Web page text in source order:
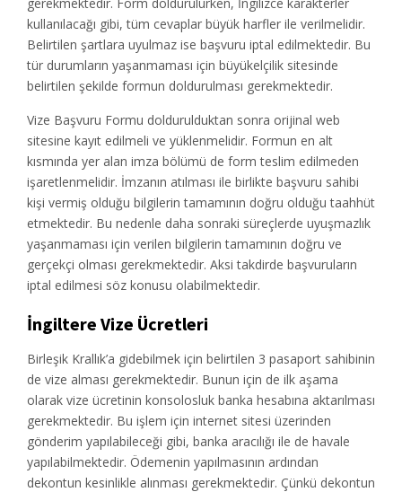
kullanılacağı gibi, tüm cevaplar büyük harfler ile verilmelidir.
Belirtilen şartlara uyulmaz ise başvuru iptal edilmektedir. Bu
tür durumların yaşanmaması için büyükelçilik sitesinde
belirtilen şekilde formun doldurulması gerekmektedir.
Vize Başvuru Formu doldurulduktan sonra orijinal web
sitesine kayıt edilmeli ve yüklenmelidir. Formun en alt
kısmında yer alan imza bölümü de form teslim edilmeden
işaretlenmelidir. İmzanın atılması ile birlikte başvuru sahibi
kişi vermiş olduğu bilgilerin tamamının doğru olduğu taahhüt
etmektedir. Bu nedenle daha sonraki süreçlerde uyuşmazlık
yaşanmaması için verilen bilgilerin tamamının doğru ve
gerçekçi olması gerekmektedir. Aksi takdirde başvuruların
iptal edilmesi söz konusu olabilmektedir.
İngiltere Vize Ücretleri
Birleşik Krallık’a gidebilmek için belirtilen 3 pasaport sahibinin
de vize alması gerekmektedir. Bunun için de ilk aşama
olarak vize ücretinin konsolosluk banka hesabına aktarılması
gerekmektedir. Bu işlem için internet sitesi üzerinden
gönderim yapılabileceği gibi, banka aracılığı ile de havale
yapılabilmektedir. Ödemenin yapılmasının ardından
dekontun kesinlikle alınması gerekmektedir. Çünkü dekontun